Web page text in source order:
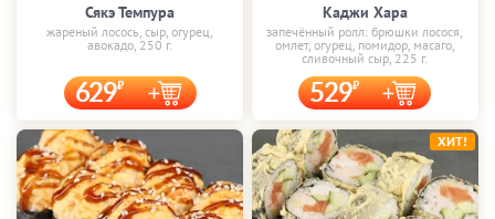
Сякэ Темпура
жареный лосось, сыр, огурец,
авокадо, 250 г.
629
Каджи Хара
запечённый ролл: брюшки лосося,
омлет, огурец, помидор, масаго,
сливочный сыр, 225 г.
529
ХИТ!